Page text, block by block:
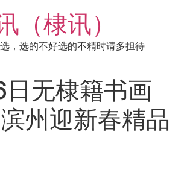
（棣讯）
，选的不好选的不精时请多担待
无棣籍书画
州迎新春精品